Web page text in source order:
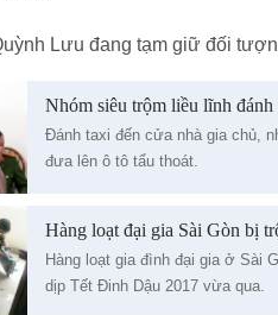
Lưu đang tạm giữ đối
Nhóm siêu trộm liều lĩnh
Đánh taxi đến cửa nhà gia chủ,
đưa lên ô tô tẩu thoát.
Hàng loạt đại gia Sài Gòn bị
Hàng loạt gia đình đại gia ở Sài
dịp Tết Đinh Dậu 2017 vừa qua.